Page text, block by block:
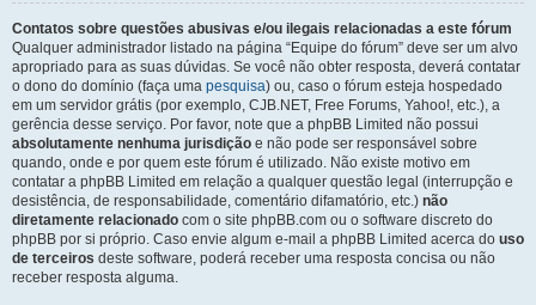
Contatos sobre questões abusivas e/ou ilegais relacionadas a este fórum
Qualquer administrador listado na página “Equipe do fórum” deve ser um alvo
apropriado para as suas dúvidas. Se você não obter resposta, deverá contatar
o dono do domínio (faça uma pesquisa) ou, caso o fórum esteja hospedado
em um servidor grátis (por exemplo, CJB.NET, Free Forums, Yahoo!, etc.), a
gerência desse serviço. Por favor, note que a phpBB Limited não possui
absolutamente nenhuma jurisdição e não pode ser responsável sobre
quando, onde e por quem este fórum é utilizado. Não existe motivo em
contatar a phpBB Limited em relação a qualquer questão legal (interrupção e
desistência, de responsabilidade, comentário difamatório, etc.) não
diretamente relacionado com o site phpBB.com ou o software discreto do
phpBB por si próprio. Caso envie algum e-mail a phpBB Limited acerca do uso
de terceiros deste software, poderá receber uma resposta concisa ou não
receber resposta alguma.